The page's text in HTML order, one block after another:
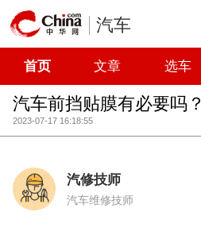
汽车
首页 文章 选车
汽车前挡贴膜有必要吗？
2023-07-17 16:18:55
汽修技师
汽车维修技师